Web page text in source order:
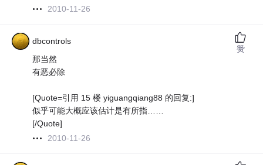
2010-11-26
dbcontrols
那当然
有恶必除
[Quote=引用 15 楼 yiguangqiang88 的回复:]
似乎可能大概应该估计是有所指……
[/Quote]
2010-11-26
赞